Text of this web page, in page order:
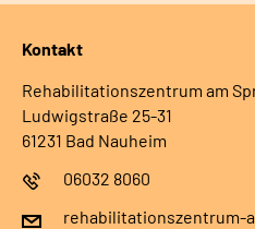
Kontakt
Rehabilitationszentrum am
Ludwigstraße 25-31
61231 Bad Nauheim
06032 8060
rehabilitationszentrum-